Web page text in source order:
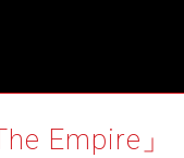
Empire」